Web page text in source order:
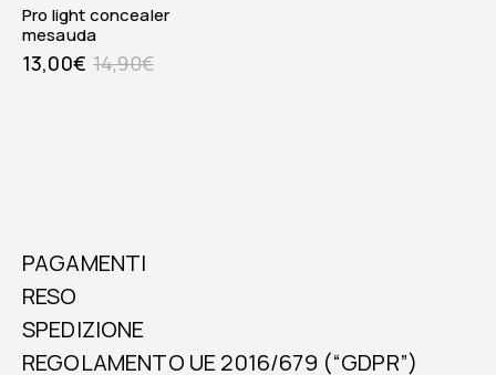
pro light concealer
mesauda
14,90€
13,00€
PAGAMENTI
RESO
SPEDIZIONE
REGOLAMENTO UE 2016/679 (“GDPR”)